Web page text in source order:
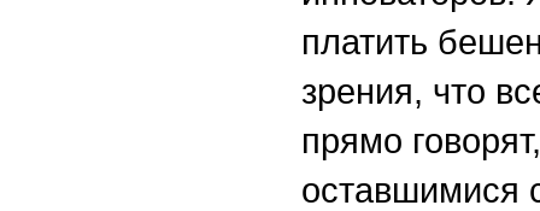
платить
зрения, что
прямо
оставшимися